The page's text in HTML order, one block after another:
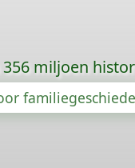
miljoen